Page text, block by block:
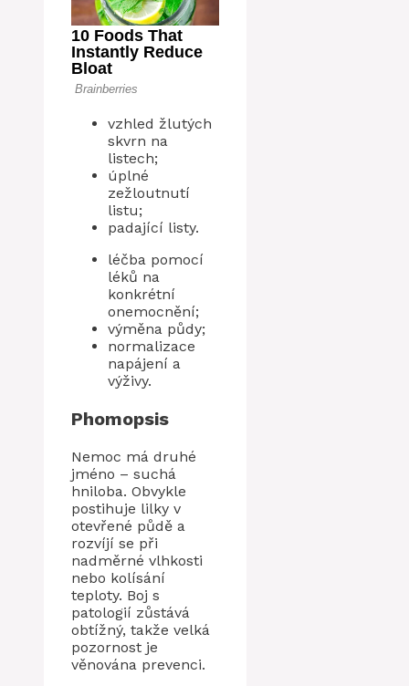
vzhled žlutých
skvrn na
listech;
úplné
zežloutnutí
listu;
padající listy.
léčba pomocí
léků na
konkrétní
onemocnění;
výměna půdy;
normalizace
napájení a
výživy.
Phomopsis
Nemoc má druhé
jméno – suchá
hniloba. Obvykle
postihuje lilky v
otevřené půdě a
rozvíjí se při
nadměrné vlhkosti
nebo kolísání
teploty. Boj s
patologií zůstává
obtížný, takže velká
pozornost je
věnována prevenci.